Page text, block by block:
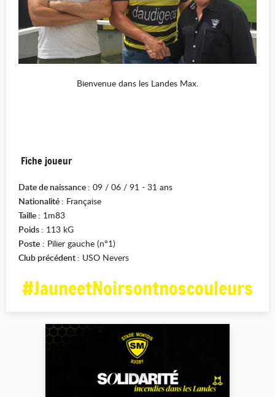
Bienvenue dans les Landes Max.
Fiche joueur
Date de naissance : 09 / 06 / 91 - 31 ans
Nationalité : Française
Taille : 1m83
Poids : 113 kG
Poste : Pilier gauche (n°1)
Club précédent : USO Nevers
#JauneetNoirsontnoscouleurs